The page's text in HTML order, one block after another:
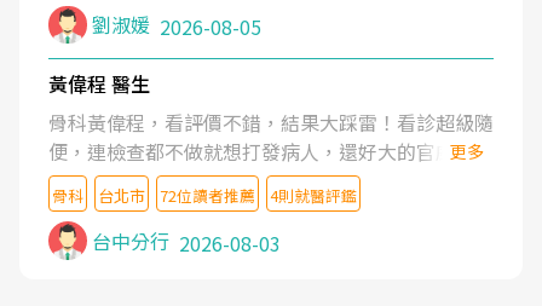
症狀,沒多久就痛起來,多年失眠嚴重影響生活品質.
台灣親友介紹忠孝醫院杜育才主任是頸頭症候群專
家,上網搜尋杜主任相關文章新聞跟網路評價之後,下
定決心飛回台北找杜醫師診治. 杜主任的乾針跟增生
治療真的很厲害,第一次乾針就覺得整個肩頸鬆開,回
家特別好睡,經過幾次治療,長年頑疾已經好了大半,杜
主任除了打針超厲害,還會一直交代要改善姿勢跟好
好做運動,看診態度親切溫暖,真的是不可多得的良醫,
大力推荐!
劉淑媛 2026-08-05
黃偉程 醫生
骨科黃偉程，看評價不錯，結果大踩雷！看診超級隨
便，連檢查都不做就想打發病人，還好大的官威 ...
想詢問病情還被陰陽怪氣嘲諷一番。可能好評帶來的
大頭症，變得自負不尊重病人。醫術也不行，畢竟連
檢查都懶得做，治療會有用才怪。大家避雷吧！
更多
骨科 台北市 72位讀者推薦 4則就醫評鑑
台中分行 2026-08-03